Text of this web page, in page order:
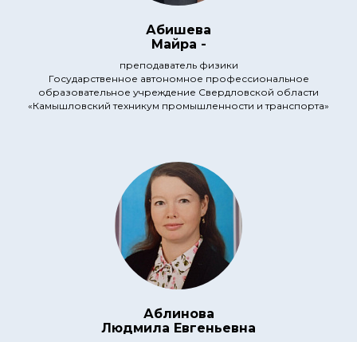
Абишева
Майра -
преподаватель физики
Государственное автономное профессиональное
образовательное учреждение Свердловской области
«Камышловский техникум промышленности и транспорта»
Аблинова
Людмила Евгеньевна